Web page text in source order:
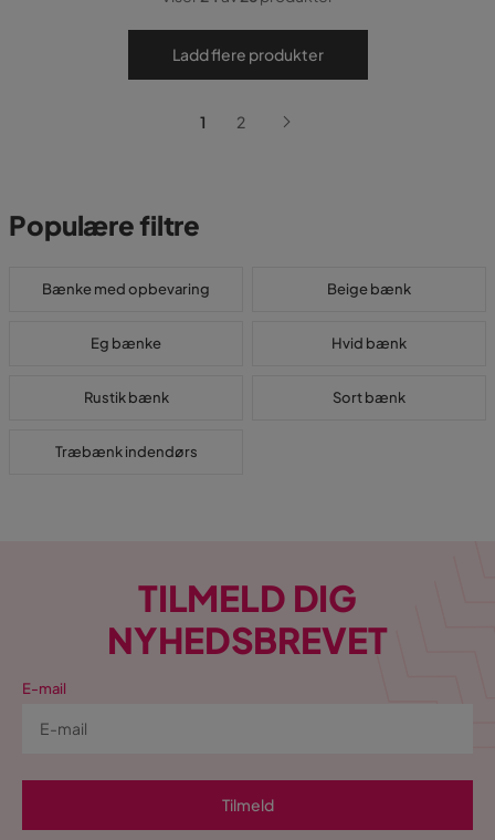
Ladd flere produkter
1 2
Populære filtre
Bænke med opbevaring Beige bænk
Eg bænke Hvid bænk
Rustik bænk Sort bænk
Træbænk indendørs
TILMELD DIG
NYHEDSBREVET
E-mail
Tilmeld